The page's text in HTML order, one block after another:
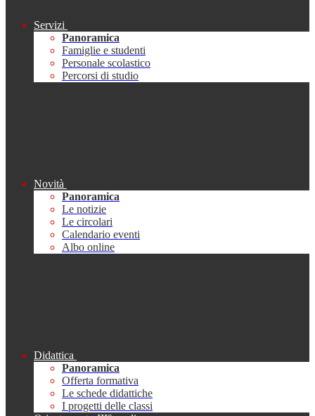
Servizi
Panoramica
Famiglie e studenti
Personale scolastico
Percorsi di studio
Novità
Panoramica
Le notizie
Le circolari
Calendario eventi
Albo online
Didattica
Panoramica
Offerta formativa
Le schede didattiche
I progetti delle classi